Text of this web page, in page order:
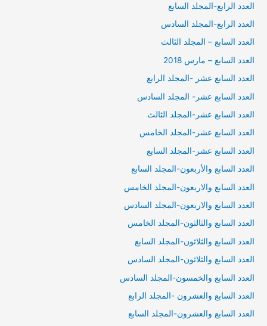
العدد الرابع-المجلد السابع
العدد الرابع-المجلد السادس
العدد السابع – المجلد الثالث
العدد السابع – مارس 2018
العدد السابع عشر -المجلد الرابع
العدد السابع عشر- المجلد السادس
العدد السابع عشر-المجلد الثالث
العدد السابع عشر-المجلد الخامس
العدد السابع عشر-المجلد السايع
العدد السابع والأربعون-المجلد السابع
العدد السابع والاربعون-المجلد الخامس
العدد السابع والاربعون-المجلد السادس
العدد السابع والثالثون-المجلد الخامس
العدد السابع والثلاثون-المجلد السابع
العدد السابع والثلاثون-المجلد السادس
العدد السابع والخمسون-المجلد السادس
العدد السابع والعشرون -المجلد الرابع
العدد السابع والعشرون-المجلد السابع